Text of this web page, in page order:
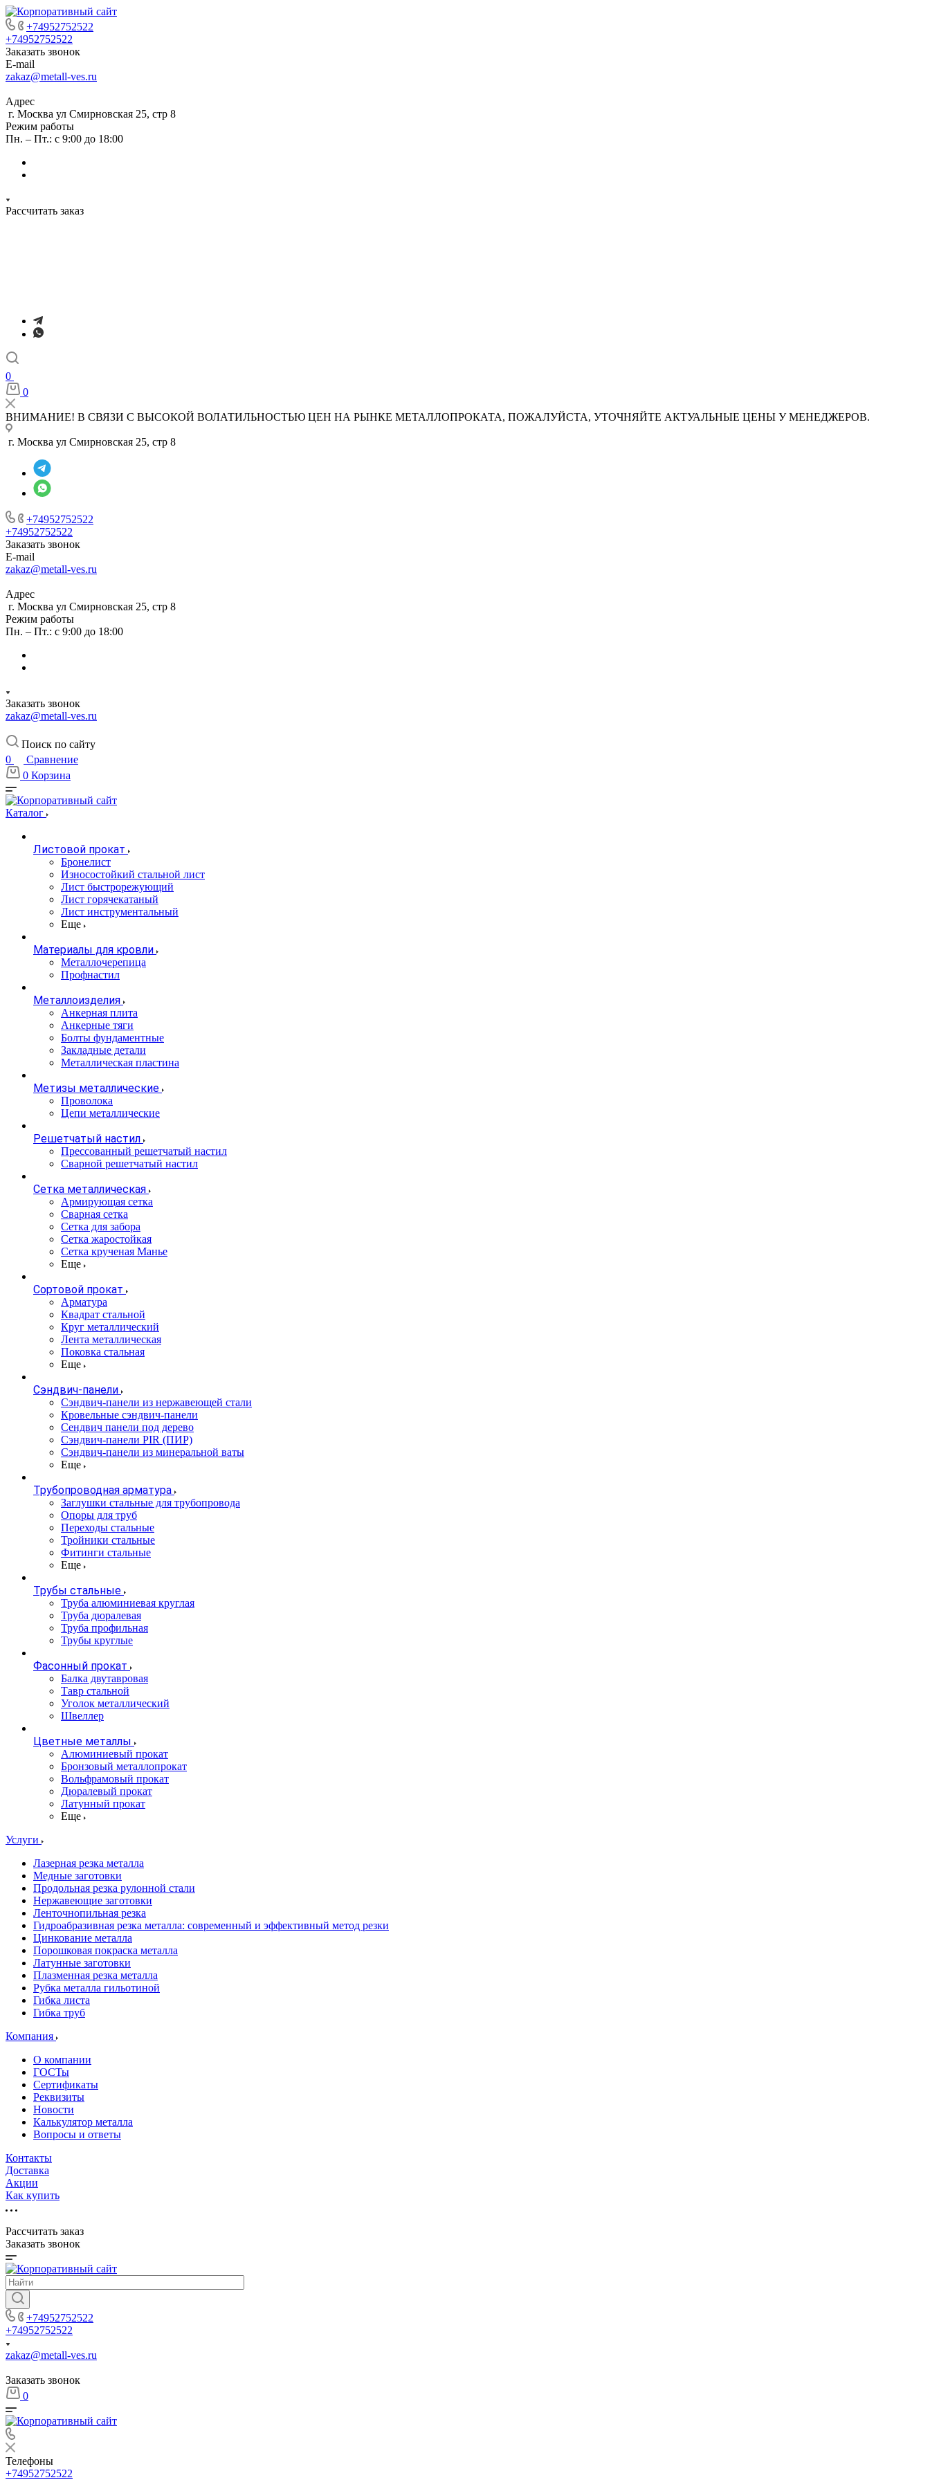
+74952752522
+74952752522
Заказать звонок
E-mail
zakaz@metall-ves.ru
Адрес
г. Москва ул Смирновская 25, стр 8
Режим работы
Пн. – Пт.: с 9:00 до 18:00
Рассчитать заказ
0
0
ВНИМАНИЕ! В СВЯЗИ С ВЫСОКОЙ ВОЛАТИЛЬНОСТЬЮ ЦЕН НА РЫНКЕ МЕТАЛЛОПРОКАТА, ПОЖАЛУЙСТА, УТОЧНЯЙТЕ АКТУАЛЬНЫЕ ЦЕНЫ У МЕНЕДЖЕРОВ.
г. Москва ул Смирновская 25, стр 8
+74952752522
+74952752522
Заказать звонок
E-mail
zakaz@metall-ves.ru
Адрес
г. Москва ул Смирновская 25, стр 8
Режим работы
Пн. – Пт.: с 9:00 до 18:00
Заказать звонок
zakaz@metall-ves.ru
Поиск по сайту
0
Сравнение
0 Корзина
Каталог
Листовой прокат
Бронелист
Износостойкий стальной лист
Лист быстрорежующий
Лист горячекатаный
Лист инструментальный
Еще
Материалы для кровли
Металлочерепица
Профнастил
Металлоизделия
Анкерная плита
Анкерные тяги
Болты фундаментные
Закладные детали
Металлическая пластина
Метизы металлические
Проволока
Цепи металлические
Решетчатый настил
Прессованный решетчатый настил
Сварной решетчатый настил
Сетка металлическая
Армирующая сетка
Сварная сетка
Сетка для забора
Сетка жаростойкая
Сетка крученая Манье
Еще
Сортовой прокат
Арматура
Квадрат стальной
Круг металлический
Лента металлическая
Поковка стальная
Еще
Сэндвич-панели
Cэндвич-панели из нержавеющей стали
Кровельные сэндвич-панели
Сендвич панели под дерево
Сэндвич-панели PIR (ПИР)
Сэндвич-панели из минеральной ваты
Еще
Трубопроводная арматура
Заглушки стальные для трубопровода
Опоры для труб
Переходы стальные
Тройники стальные
Фитинги стальные
Еще
Трубы стальные
Труба алюминиевая круглая
Труба дюралевая
Труба профильная
Трубы круглые
Фасонный прокат
Балка двутавровая
Тавр стальной
Уголок металлический
Швеллер
Цветные металлы
Алюминиевый прокат
Бронзовый металлопрокат
Вольфрамовый прокат
Дюралевый прокат
Латунный прокат
Еще
Услуги
Лазерная резка металла
Медные заготовки
Продольная резка рулонной стали
Нержавеющие заготовки
Ленточнопильная резка
Гидроабразивная резка металла: современный и эффективный метод резки
Цинкование металла
Порошковая покраска металла
Латунные заготовки
Плазменная резка металла
Рубка металла гильотиной
Гибка листа
Гибка труб
Компания
О компании
ГОСТы
Сертификаты
Реквизиты
Новости
Калькулятор металла
Вопросы и ответы
Контакты
Доставка
Акции
Как купить
Рассчитать заказ
Заказать звонок
+74952752522
+74952752522
zakaz@metall-ves.ru
Заказать звонок
0
Телефоны
+74952752522